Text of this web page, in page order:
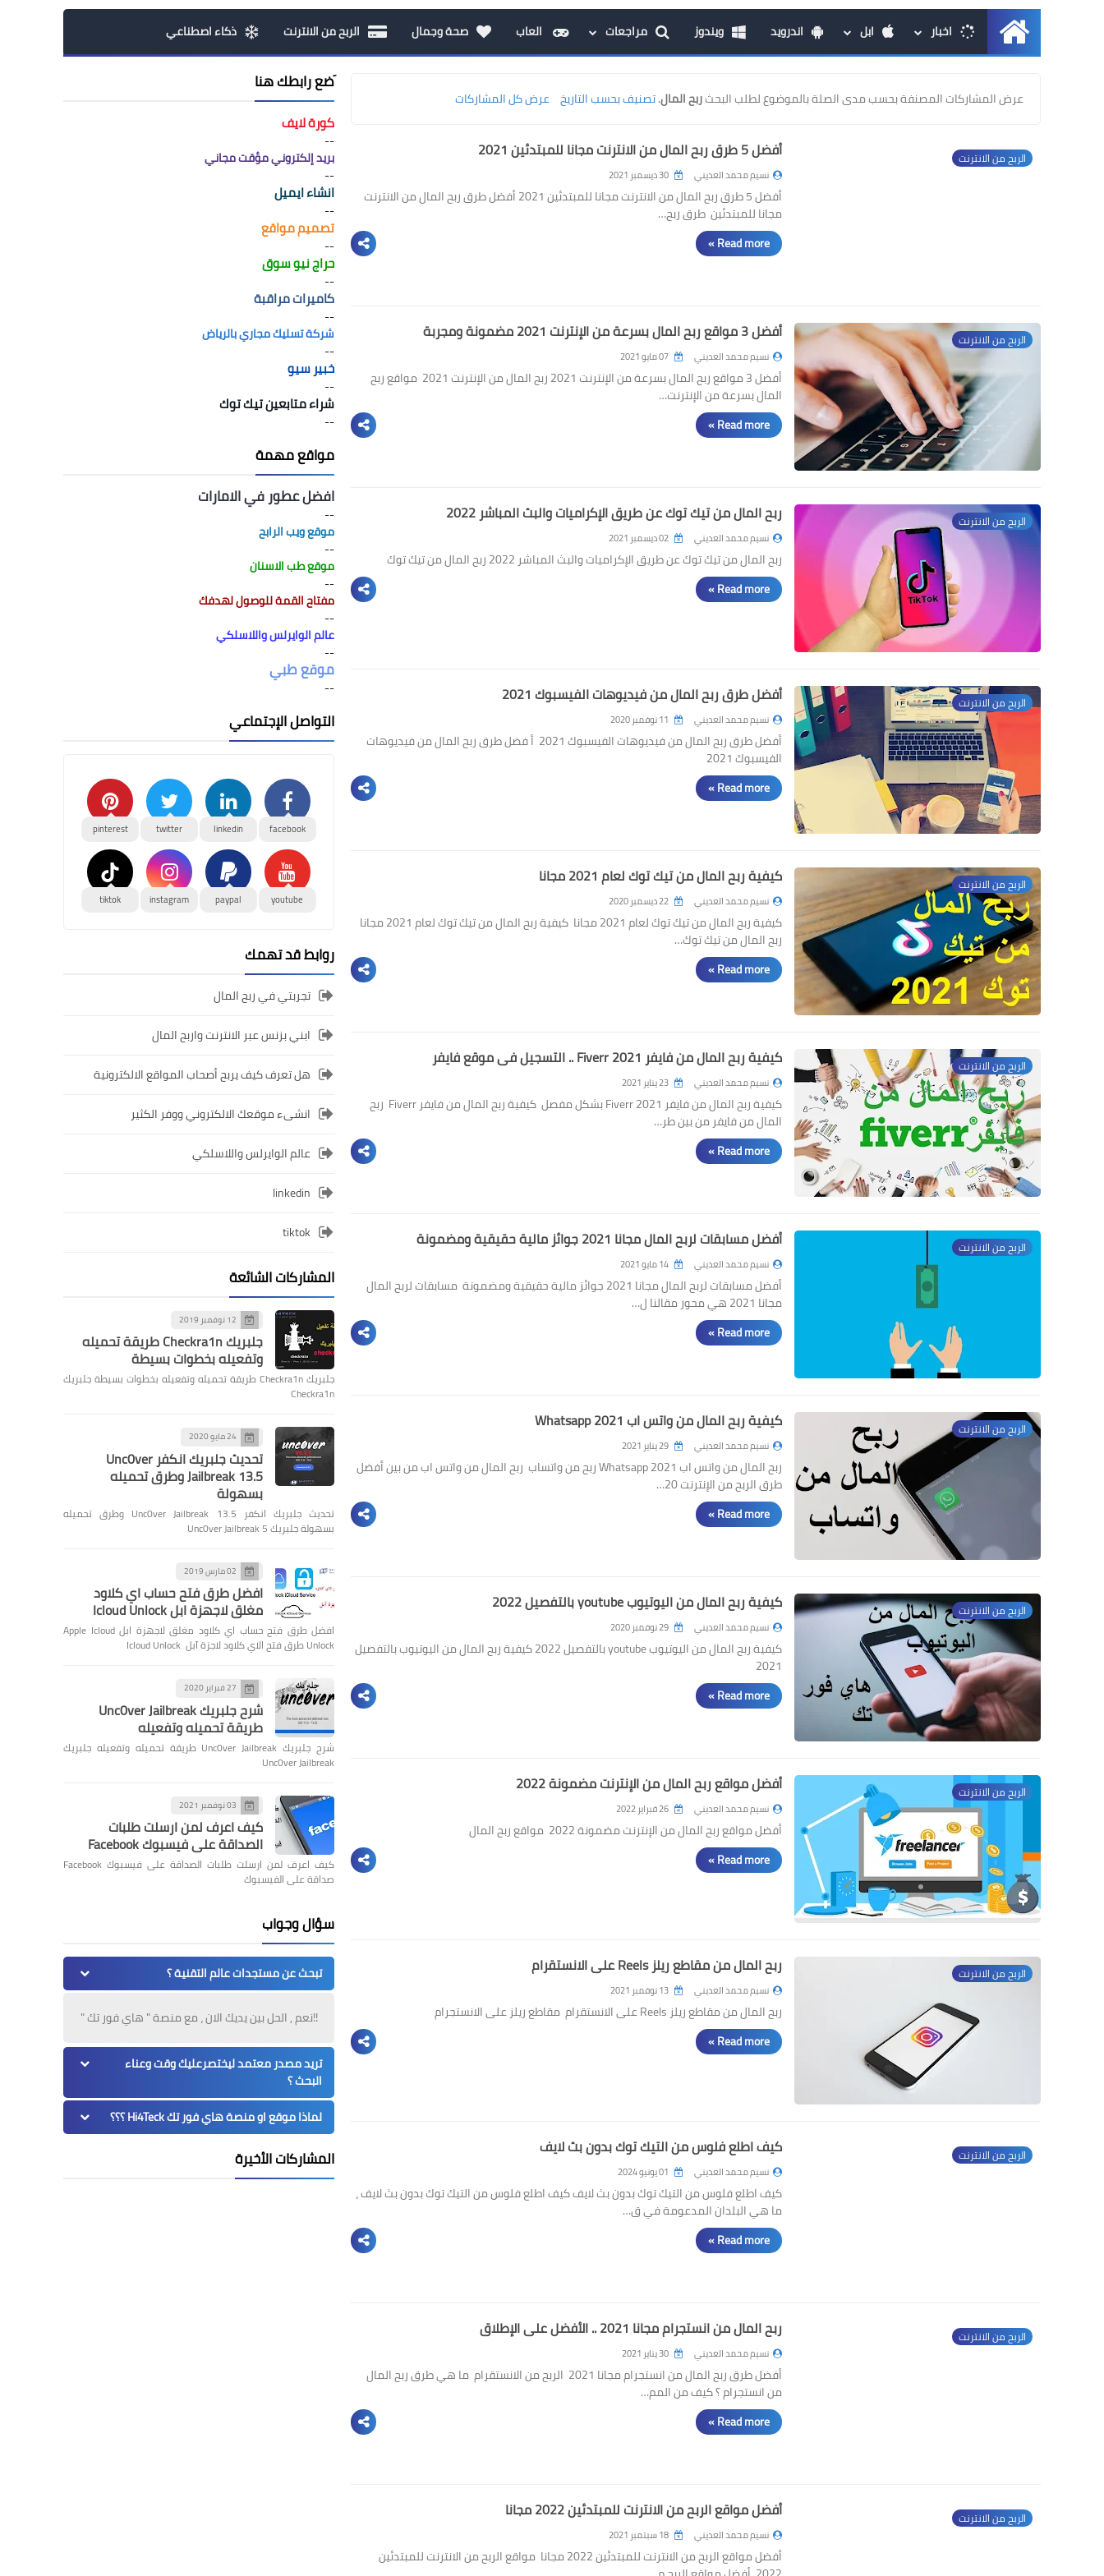
الرئيسيةاخبار ابل اندرويد ويندوز مراجعات العاب صحة وجمال الربح من الانترنت ذكاء اصطناعي
عرض المشاركات المصنفة بحسب مدى الصلة بالموضوع لطلب البحثربح المال.تصنيف بحسب التاريخ عرض كل المشاركات
الربح من الانترنت أفضل 5 طرق ربح المال من الانترنت مجانا للمبتدئين 2021
نسيم محمد العديني
أفضل 5 طرق ربح المال من الانترنت مجانا للمبتدئين 2021 أفضل طرق ربح المال من الانترنت
مجانا للمبتدئين طرق ربح…
Read more »
الربح من الانترنت أفضل 3 مواقع ربح المال بسرعة من الإنترنت 2021 مضمونة ومجربة
نسيم محمد العديني
أفضل 3 مواقع ربح المال بسرعة من الإنترنت 2021 ربح المال من الإنترنت 2021 مواقع ربح
المال بسرعة من الإنترنت…
Read more »
الربح من الانترنت ربح المال من تيك توك عن طريق الإكراميات والبث المباشر 2022
نسيم محمد العديني
ربح المال من تيك توك عن طريق الإكراميات والبث المباشر 2022 ربح المال من تيك توك
Read more »
الربح من الانترنت أفضل طرق ربح المال من فيديوهات الفيسبوك 2021
نسيم محمد العديني
أفضل طرق ربح المال من فيديوهات الفيسبوك 2021 أ فضل طرق ربح المال من فيديوهات
الفيسبوك 2021
Read more »
الربح من الانترنت كيفية ربح المال من تيك توك لعام 2021 مجانا
نسيم محمد العديني
كيفية ربح المال من تيك توك لعام 2021 مجانا كيفية ربح المال من تيك توك لعام 2021 مجانا
ربح المال من تيك توك…
Read more »
الربح من الانترنت كيفية ربح المال من فايفر Fiverr 2021 .. التسجيل في موقع فايفر
نسيم محمد العديني
كيفية ربح المال من فايفر Fiverr 2021 بشكل مفصل كيفية ربح المال من فايفر Fiverr ربح
المال من فايفر من بين طر…
Read more »
الربح من الانترنت أفضل مسابقات لربح المال مجانا 2021 جوائز مالية حقيقية ومضمونة
نسيم محمد العديني
أفضل مسابقات لربح المال مجانا 2021 جوائز مالية حقيقية ومضمونة مسابقات لربح المال
مجانا 2021 هي محور مقالنا ل…
Read more »
الربح من الانترنت كيفية ربح المال من واتس اب 2021 Whatsapp
نسيم محمد العديني
ربح المال من واتس اب 2021 Whatsapp ربح من واتساب ربح المال من واتس اب من بين أفضل
طرق الربح من الإنترنت 20…
Read more »
الربح من الانترنت كيفية ربح المال من اليوتيوب youtube بالتفصيل 2022
نسيم محمد العديني
كيفية ربح المال من اليوتيوب youtube بالتفصيل 2022 كيفية ربح المال من اليوتيوب بالتفصيل
2021
Read more »
الربح من الانترنت أفضل مواقع ربح المال من الإنترنت مضمونة 2022
نسيم محمد العديني
أفضل مواقع ربح المال من الإنترنت مضمونة 2022 مواقع ربح المال
Read more »
الربح من الانترنت ربح المال من مقاطع ريلز Reels على الانستقرام
نسيم محمد العديني
ربح المال من مقاطع ريلز Reels على الانستقرام مقاطع ريلز على الانستجرام
Read more »
الربح من الانترنت كيف اطلع فلوس من التيك توك بدون بث لايف
نسيم محمد العديني
كيف اطلع فلوس من التيك توك بدون بث لايف كيف اطلع فلوس من التيك توك بدون بث لايف ،
ما هي البلدان المدعومة في ق…
Read more »
الربح من الانترنت ربح المال من انستجرام مجانا 2021 .. الأفضل على الإطلاق
نسيم محمد العديني
أفضل طرق ربح المال من انستجرام مجانا 2021 الربح من الانستقرام ما هي طرق ربح المال
من انستجرام ؟ كيف من المم…
Read more »
الربح من الانترنت أفضل مواقع الربح من الانترنت للمبتدئين 2022 مجانا
نسيم محمد العديني
أفضل مواقع الربح من الانترنت للمبتدئين 2022 مجانا مواقع الربح من الانترنت للمبتدئين
َضع رابطك هنا
كورة لايف
--
بريد إلكتروني مؤقت مجاني
--
انشاء ايميل
--
تصميم مواقع
--
حراج نيو سوق
--
كاميرات مراقبة
--
شركة تسليك مجاري بالرياض
--
خبير سيو
--
شراء متابعين تيك توك
--
مواقع مهمة
افضل عطور في الامارات
--
موقع ويب الرابح
--
موقع طب الاسنان
--
مفتاح القمة للوصول لهدفك
--
عالم الوايرلس واللاسلكي
--
موقع طبي
--
التواصل الإجتماعي
facebook
linkedin
twitter
pinterest
youtube
paypal
instagram
tiktok
روابط قد تهمك
تجربتي في ربح المال
ابني بزنس عبر الانترنت واربح المال
هل تعرف كيف يربح أصحاب المواقع الالكترونية
انشىء موقعك الالكتروني ووفر الكثير
عالم الوايرلس واللاسلكي
linkedin
tiktok
المشاركات الشائعة
12 نوفمبر 2019
جلبريك Checkra1n طريقة تحميله
وتفعيله بخطوات بسيطة
جلبريك Checkra1n طريقة تحميله وتفعيله بخطوات بسيطة جلبريك
Checkra1n
24 مايو 2020
تحديث جلبريك انكفر Unc0ver
Jailbreak 13.5 وطرق تحميله
بسهولة
تحديث جلبريك انكفر Unc0ver Jailbreak 13.5 وطرق تحميله
بسهولة جلبريك Unc0ver Jailbreak 5
02 مارس 2019
افضل طرق فتح حساب اي كلاود
مغلق لاجهزة ابل Icloud Unlock
افضل طرق فتح حساب اي كلاود مغلق لاجهزة ابل Apple Icloud
Unlock طرق فتح الاي كلاود لاجزة آبل Icloud Unlock
27 فبراير 2020
شرح جلبريك Unc0ver Jailbreak
طريقة تحميله وتفعيله
شرح جلبريك Unc0ver Jailbreak طريقة تحميله وتفعيله جلبريك
Unc0ver Jailbreak
03 نوفمبر 2021
كيف اعرف لمن ارسلت طلبات
الصداقة على فيسبوك Facebook
كيف اعرف لمن ارسلت طلبات الصداقة على فيسبوك Facebook
صداقة على الفيسبوك
سؤال وجواب
تبحث عن مستجدات عالم التقنية ؟
!!نعم , الحل بين يديك الان ، مع منصة " هاي فور تك "
تريد مصدر معتمد ليختصرعليك وقت وعناء
البحث ؟
لماذا موقع او منصة هاي فور تك Hi4Teck ؟؟؟
المشاركات الأخيرة